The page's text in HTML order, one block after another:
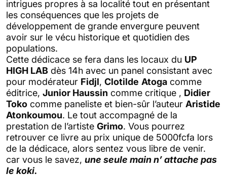
intrigues propres à sa localité tout en présentant
les conséquences que les projets de
développement de grande envergure peuvent
avoir sur le vécu historique et quotidien des
populations.
Cette dédicace se fera dans les locaux du UP
HIGH LAB dès 14h avec un panel consistant avec
pour modérateur Fidjl, Clotilde Atoga comme
éditrice, Junior Haussin comme critique , Didier
Toko comme paneliste et bien-sûr l’auteur Aristide
Atonkoumou. Le tout accompagné de la
prestation de l’artiste Grimo. Vous pourrez
retrouver ce livre au prix unique de 5000fcfa lors
de la dédicace, alors sentez vous libre de venir.
car vous le savez, une seule main n’ attache pas
le koki.